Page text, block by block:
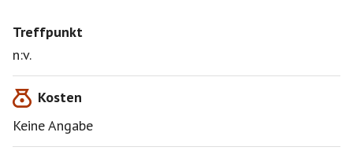
Treffpunkt
n:v.
Kosten
Keine Angabe